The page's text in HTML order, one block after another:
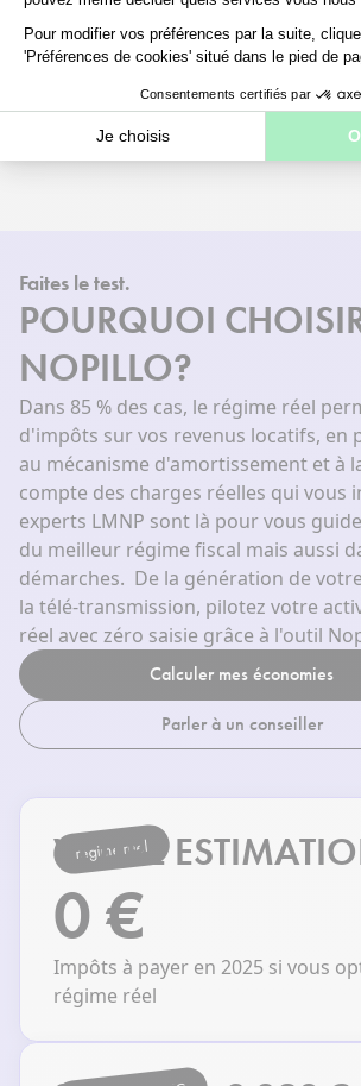
Télédéclaration aux
Faites le test.
POURQUOI
NOPILLO?
Dans 85 % des cas, le régime réel
d'impôts sur vos revenus locatifs, en
au mécanisme d'amortissement et à
compte des charges réelles qui vous
experts LMNP sont là pour vous
du meilleur régime fiscal mais aussi
démarches. De la génération de
la télé-transmission, pilotez votre
réel avec zéro saisie grâce à l'outil
Calculer mes économies
Parler à un conseiller
régime réel
VOTRE
0 €
Impôts à payer en 2025 si vous
régime réel